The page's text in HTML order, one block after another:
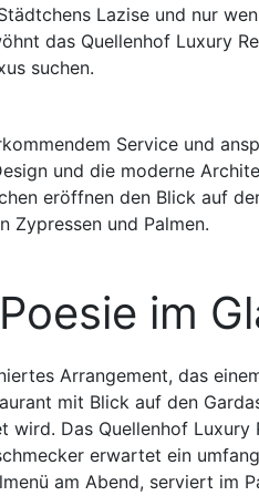
Lazise und nur
das Quellenhof Luxury
suchen.
Service und
und die moderne
eröffnen den Blick auf
Zypressen und Palmen.
im
Arrangement, das
mit Blick auf den
wird. Das Quellenhof Luxury
erwartet ein
am Abend, serviert im